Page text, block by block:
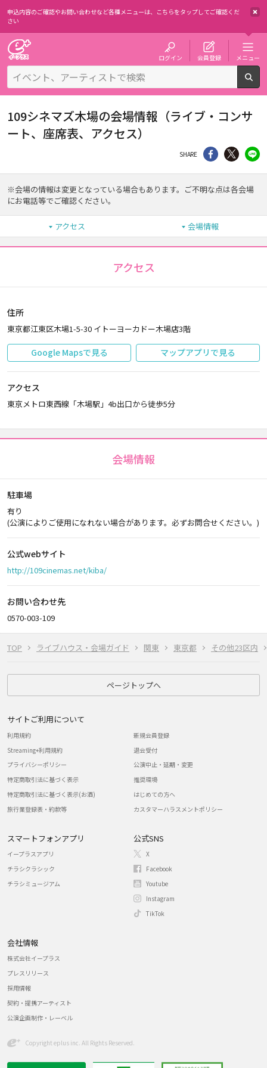
申込内容のご確認やお問い合わせなど各種メニューは、 こちらをタップしてご確認くだ
さい
ログイン 会員登録 メニュー
TOP ライブハウス・会場ガイド 関東 東京都 その他23区内
109シネマズ木場の会場情報（ライブ・コンサ
ート、座席表、アクセス）
SHARE シェア Twitter
※会場の情報は変更となっている場合もあります。ご不明な点は各会場
にお電話等でご確認ください。
アクセス 会場情報
アクセス
住所
東京都江東区木場1-5-30 イトーヨーカドー木場店3階
Google Mapsで見る マップアプリで見る
アクセス
東京メトロ東西線「木場駅」4b出口から徒歩5分
会場情報
駐車場
有り
(公演によりご使用になれない場合があります。必ずお問合せください。)
公式webサイト
http://109cinemas.net/kiba/
お問い合わせ先
0570-003-109
ページトップへ
サイトご利用について
利用規約
Streaming+利用規約
プライバシーポリシー
特定商取引法に基づく表示
特定商取引法に基づく表示(お酒)
旅行業登録表・約款等
新規会員登録
退会受付
公演中止・延期・変更
推奨環境
はじめての方へ
カスタマーハラスメントポリシー
スマートフォンアプリ
イープラスアプリ
チラシクラシック
チラシミュージアム
公式SNS
X
Facebook
Youtube
Instagram
TikTok
会社情報
株式会社イープラス
プレスリリース
採用情報
契約・提携アーティスト
公演企画制作・レーベル
Copyright eplus inc. All Rights Reserved.